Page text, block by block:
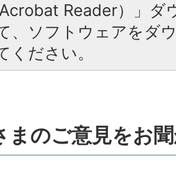
Reader）」ダ
、ソフトウェアをダ
ください。
まのご意見をお